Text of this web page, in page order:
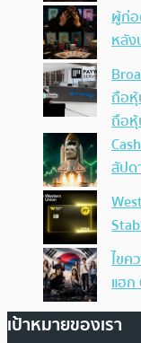
ผู้ก่อ
หลัง
ถือหุ้
ถือ
สัปด
ไขค
แฮก
เป้าหมายของเรา